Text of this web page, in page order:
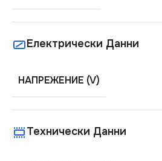
Електрически Данни
НАПРЕЖЕНИЕ (V)
Технически Данни